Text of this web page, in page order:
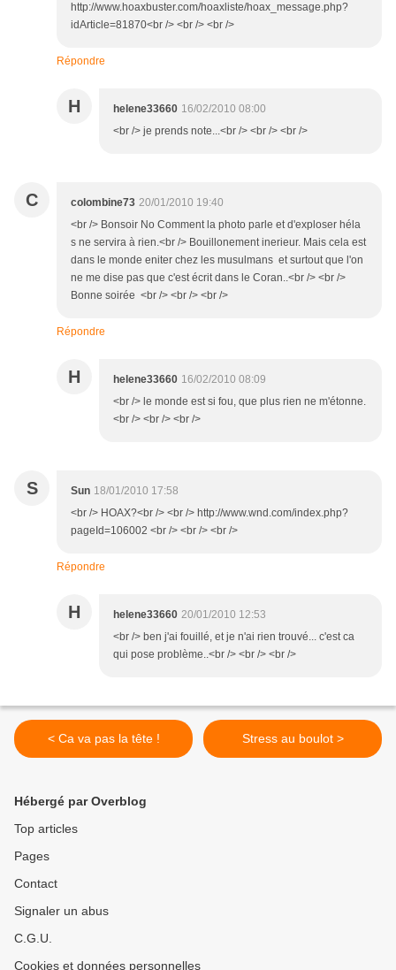
http://www.hoaxbuster.com/hoaxliste/hoax_message.php?
idArticle=81870<br /> <br /> <br />
Répondre
H helene33660 16/02/2010 08:00
<br /> je prends note...<br /> <br /> <br />
C colombine73 20/01/2010 19:40
<br /> Bonsoir No Comment la photo parle et d'exploser héla
s ne servira à rien.<br /> Bouillonement inerieur. Mais cela est
dans le monde eniter chez les musulmans et surtout que l'on
ne me dise pas que c'est écrit dans le Coran..<br /> <br />
Bonne soirée <br /> <br /> <br />
Répondre
H helene33660 16/02/2010 08:09
<br /> le monde est si fou, que plus rien ne m'étonne.
<br /> <br /> <br />
S Sun 18/01/2010 17:58
<br /> HOAX?<br /> <br /> http://www.wnd.com/index.php?
pageId=106002 <br /> <br /> <br />
Répondre
H helene33660 20/01/2010 12:53
<br /> ben j'ai fouillé, et je n'ai rien trouvé... c'est ca
qui pose problème..<br /> <br /> <br />
< Ca va pas la tête ! Stress au boulot >
Hébergé par Overblog
Top articles
Pages
Contact
Signaler un abus
C.G.U.
Cookies et données personnelles